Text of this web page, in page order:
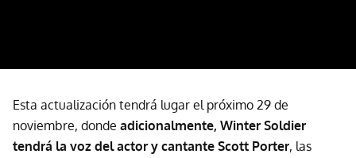
Esta actualización tendrá lugar el próximo 29 de
noviembre, donde adicionalmente, Winter Soldier
tendrá la voz del actor y cantante Scott Porter, las